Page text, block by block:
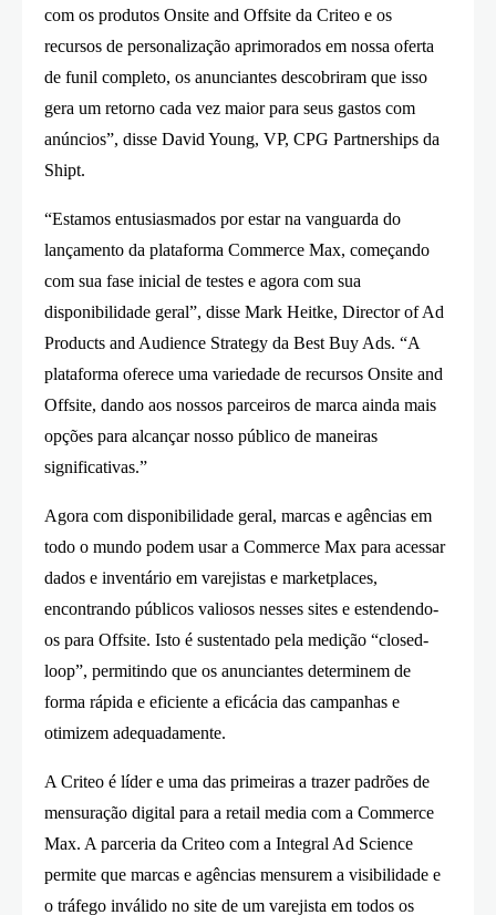
com os produtos Onsite and Offsite da Criteo e os
recursos de personalização aprimorados em nossa oferta
de funil completo, os anunciantes descobriram que isso
gera um retorno cada vez maior para seus gastos com
anúncios”, disse David Young, VP, CPG Partnerships da
Shipt.
“Estamos entusiasmados por estar na vanguarda do
lançamento da plataforma Commerce Max, começando
com sua fase inicial de testes e agora com sua
disponibilidade geral”, disse Mark Heitke, Director of Ad
Products and Audience Strategy da Best Buy Ads. “A
plataforma oferece uma variedade de recursos Onsite and
Offsite, dando aos nossos parceiros de marca ainda mais
opções para alcançar nosso público de maneiras
significativas.”
Agora com disponibilidade geral, marcas e agências em
todo o mundo podem usar a Commerce Max para acessar
dados e inventário em varejistas e marketplaces,
encontrando públicos valiosos nesses sites e estendendo-
os para Offsite. Isto é sustentado pela medição “closed-
loop”, permitindo que os anunciantes determinem de
forma rápida e eficiente a eficácia das campanhas e
otimizem adequadamente.
A Criteo é líder e uma das primeiras a trazer padrões de
mensuração digital para a retail media com a Commerce
Max. A parceria da Criteo com a Integral Ad Science
permite que marcas e agências mensurem a visibilidade e
o tráfego inválido no site de um varejista em todos os